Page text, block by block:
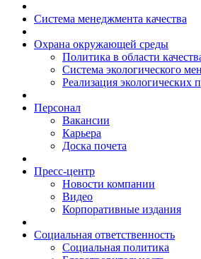
Система менеджмента качества
Охрана окружающей среды
Политика в области
Система экологического
Реализация экологических
Персонал
Вакансии
Карьера
Доска почета
Пресс-центр
Новости компании
Видео
Корпоративные издания
Социальная ответственность
Социальная политика